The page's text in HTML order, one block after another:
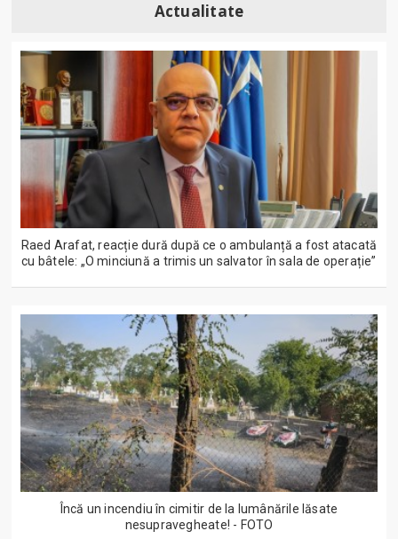
Actualitate
Raed Arafat, reacție dură după ce o ambulanță a fost atacată
cu bâtele: „O minciună a trimis un salvator în sala de operație”
Încă un incendiu în cimitir de la lumânările lăsate
nesupravegheate! - FOTO